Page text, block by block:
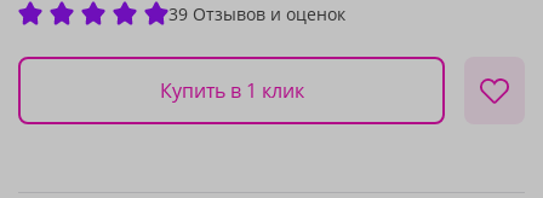
39 Отзывов и оценок
Купить в 1 клик